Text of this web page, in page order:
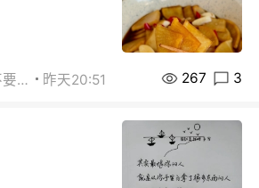
不靠谱不要联系 昨天20:51 267 3